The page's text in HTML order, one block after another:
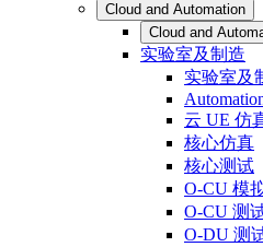
Cloud and Automation
Cloud and
实验室及制造
实验室及
云 UE 仿
核心仿真
核心测试
O-CU 模
O-CU 测
O-DU 测